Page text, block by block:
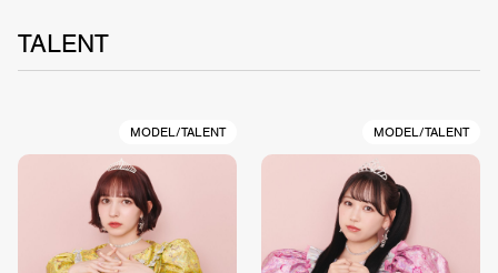
TALENT
MODEL/TALENT MODEL/TALENT